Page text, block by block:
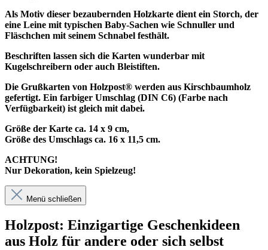
Als Motiv dieser bezaubernden Holzkarte dient ein Storch, der
eine Leine mit typischen Baby-Sachen wie Schnuller und
Fläschchen mit seinem Schnabel festhält.
Beschriften lassen sich die Karten wunderbar mit
Kugelschreibern oder auch Bleistiften.
Die Grußkarten von Holzpost® werden aus Kirschbaumholz
gefertigt. Ein farbiger Umschlag (DIN C6) (Farbe nach
Verfügbarkeit) ist gleich mit dabei.
Größe der Karte ca. 14 x 9 cm,
Größe des Umschlags ca. 16 x 11,5 cm.
ACHTUNG!
Nur Dekoration, kein Spielzeug!
Menü schließen
Holzpost: Einzigartige Geschenkideen
aus Holz für andere oder sich selbst